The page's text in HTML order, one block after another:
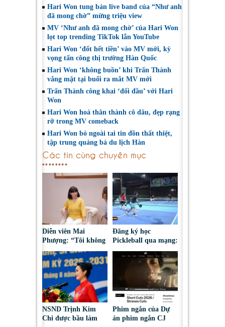
Hari Won tung bản live band của “Như anh
đã mong chờ” mừng triệu view
MV ‘Như anh đã mong chờ’ của Hari Won
lọt top trending TikTok lẫn YouTube
Hari Won ‘đốt hết tiền’ vào MV mới, kỳ
vọng tấn công thị trường Hàn Quốc
Hari Won ‘không buồn’ khi Trấn Thành
vắng mặt tại buổi ra mắt MV mới
Trấn Thành công khai ‘đối đầu’ với Hari
Won
Hari Won hoá thân thành cô dâu, đẹp rạng
rỡ trong MV comeback
Hari Won bỏ ngoài tai tin đồn thất thiệt,
tập trung quảng bá du lịch Hàn
Các tin cùng chuyên mục
Diễn viên Mai
Phượng: “Tôi không
những gì mình đã
chọn”
Đăng ký học
Pickleball qua mạng:
đoạt tài sản
NSND Trịnh Kim
Chi được bầu làm
Phim ngắn của Dự
án phim ngắn CJ